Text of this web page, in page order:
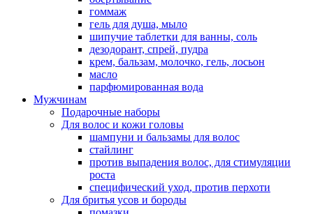
гоммаж
гель для душа, мыло
шипучие таблетки для ванны, соль
дезодорант, спрей, пудра
крем, бальзам, молочко, гель, лосьон
масло
парфюмированная вода
Мужчинам
Подарочные наборы
Для волос и кожи головы
шампуни и бальзамы для волос
стайлинг
против выпадения волос, для стимуляции
роста
специфический уход, против перхоти
Для бритья усов и бороды